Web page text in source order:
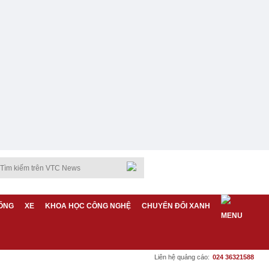
XE KHOA HỌC CÔNG NGHỆ CHUYỂN ĐỔI XANH
Liên hệ quảng cáo: 024 36321588